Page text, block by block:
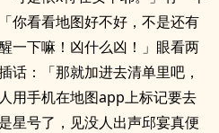
你看看地图好不好，不是还有
一下嘛！凶什么凶！」眼看两
话：「那就加进去清单里吧，
用手机在地图app上标记要去
星号了，见没人出声邱宴真便